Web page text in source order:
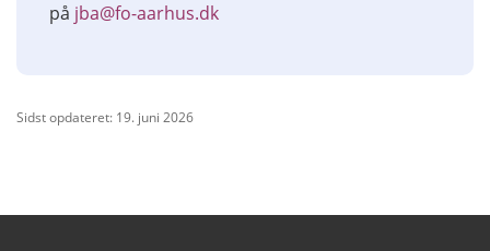
på jba@fo-aarhus.dk
Sidst opdateret: 19. juni 2026